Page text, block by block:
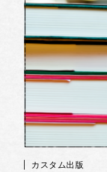
カスタム出版